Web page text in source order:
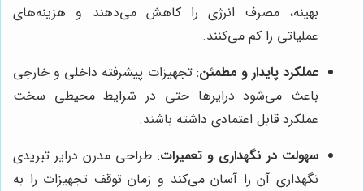
بهینه، مصرف انرژی را کاهش می‌دهند و هزینه‌های
عملیاتی را کم می‌کنند.
عملکرد پایدار و مطمئن: تجهیزات پیشرفته داخلی و خارجی
باعث می‌شود درایرها حتی در شرایط محیطی سخت
عملکرد قابل اعتمادی داشته باشند.
سهولت در نگهداری و تعمیرات: طراحی مدرن درایر تبریدی
نگهداری آن را آسان می‌کند و زمان توقف تجهیزات را به